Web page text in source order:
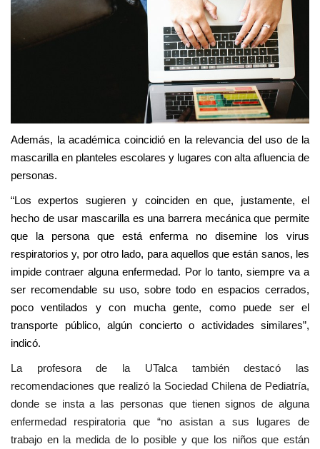
Además, la académica coincidió en la relevancia del uso de la
mascarilla en planteles escolares y lugares con alta afluencia de
personas.
“Los expertos sugieren y coinciden en que, justamente, el
hecho de usar mascarilla es una barrera mecánica que permite
que la persona que está enferma no disemine los virus
respiratorios y, por otro lado, para aquellos que están sanos, les
impide contraer alguna enfermedad. Por lo tanto, siempre va a
ser recomendable su uso, sobre todo en espacios cerrados,
poco ventilados y con mucha gente, como puede ser el
transporte público, algún concierto o actividades similares”,
indicó.
La profesora de la UTalca también destacó las
recomendaciones que realizó la Sociedad Chilena de Pediatría,
donde se insta a las personas que tienen signos de alguna
enfermedad respiratoria que “no asistan a sus lugares de
trabajo en la medida de lo posible y que los niños que están